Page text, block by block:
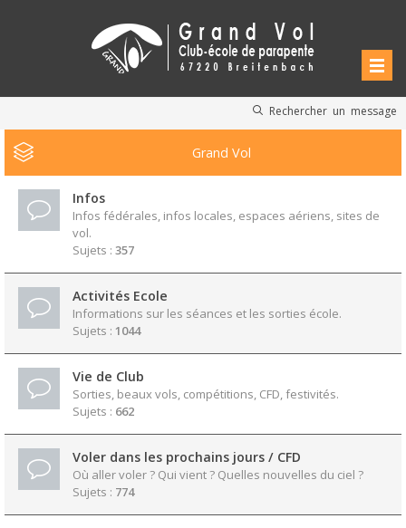
Rechercher un message
Grand Vol
Infos
Infos fédérales, infos locales, espaces aériens, sites de
vol.
Sujets : 357
Activités Ecole
Informations sur les séances et les sorties école.
Sujets : 1044
Vie de Club
Sorties, beaux vols, compétitions, CFD, festivités.
Sujets : 662
Voler dans les prochains jours / CFD
Où aller voler ? Qui vient ? Quelles nouvelles du ciel ?
Sujets : 774